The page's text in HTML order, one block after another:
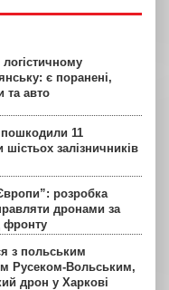
є поранені,
та авто
11
залізничників
розробка
дронами за
фронту
з польським
Русеком-Вольським,
дрон у Харкові